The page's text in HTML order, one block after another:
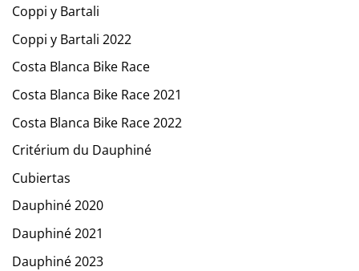
Coppi y Bartali
Coppi y Bartali 2022
Costa Blanca Bike Race
Costa Blanca Bike Race 2021
Costa Blanca Bike Race 2022
Critérium du Dauphiné
Cubiertas
Dauphiné 2020
Dauphiné 2021
Dauphiné 2023